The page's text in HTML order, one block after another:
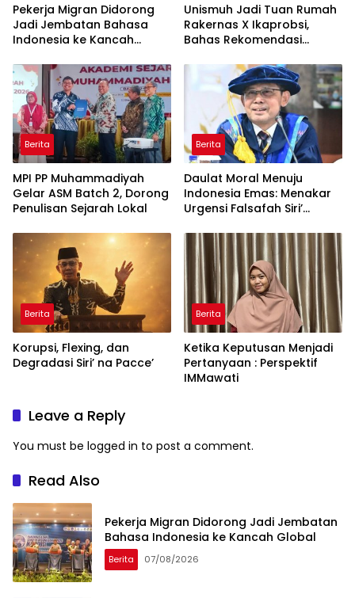
Pekerja Migran Didorong
Jadi Jembatan Bahasa
Indonesia ke Kancah
Unismuh Jadi Tuan Rumah
Rakernas X Ikaprobsi,
Bahas Rekomendasi
Indonesia di Tingkat
Global
Berita
MPI PP Muhammadiyah
Gelar ASM Batch 2, Dorong
Penulisan Sejarah Lokal
Berita
Daulat Moral Menuju
Indonesia Emas: Menakar
Urgensi Falsafah Siri’
Ancaman Kleptokrasi
Berita
Korupsi, Flexing, dan
Degradasi Siri’ na Pacce’
Berita
Ketika Keputusan Menjadi
Pertanyaan : Perspektif
IMMawati
Leave a Reply
You must be logged in to post a comment.
Read Also
Pekerja Migran Didorong Jadi Jembatan
Bahasa Indonesia ke Kancah Global
Berita 07/08/2026